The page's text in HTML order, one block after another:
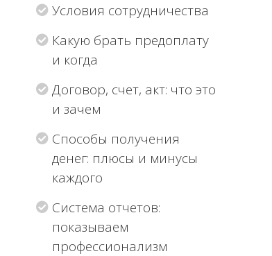
Условия сотрудничества
Какую брать предоплату
и когда
Договор, счет, акт: что это
и зачем
Способы получения
денег: плюсы и минусы
каждого
Система отчетов:
показываем
профессионализм